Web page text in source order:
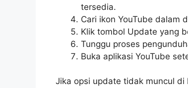
tersedia.
Cari ikon YouTube dalam
Klik tombol Update yang
Tunggu proses
Buka aplikasi YouTube
Jika opsi update tidak muncul di